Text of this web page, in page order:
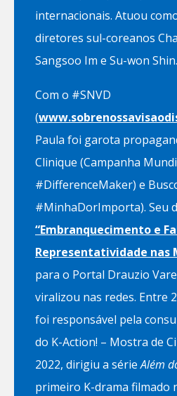
internacionais. Atuou
diretores sul-coreanos
Sangsoo Im e Su-won Shin.
Com o #SNVD
(
Paula foi garota
Clinique (Campanha
#DifferenceMaker) e
#MinhaDorImporta). Seu
“Embranquecimento e
Representatividade nas
para o Portal Drauzio
viralizou nas redes. Entre
foi responsável pela
do K-Action! – Mostra de
2022, dirigiu a sérieAlém
primeiro K-drama filmado